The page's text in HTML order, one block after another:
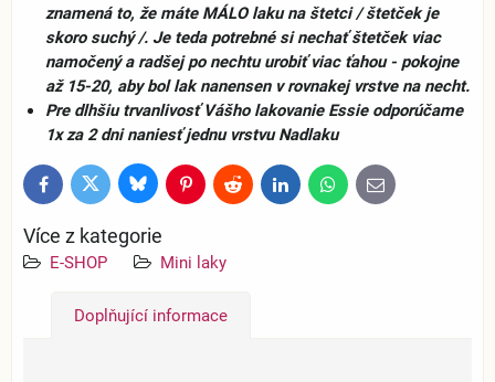
znamená to, že máte MÁLO laku na štetci / štetček je
skoro suchý /. Je teda potrebné si nechať štetček viac
namočený a radšej po nechtu urobiť viac ťahou - pokojne
až 15-20, aby bol lak nanensen v rovnakej vrstve na necht.
Pre dlhšiu trvanlivosť Vášho lakovanie Essie odporúčame
1x za 2 dni naniesť jednu vrstvu Nadlaku
FacebookTwitter BlueskyPinterestReddit LinkedInWhatsApp
E-
mail
Více z kategorie
E-SHOP Mini laky
Doplňující informace